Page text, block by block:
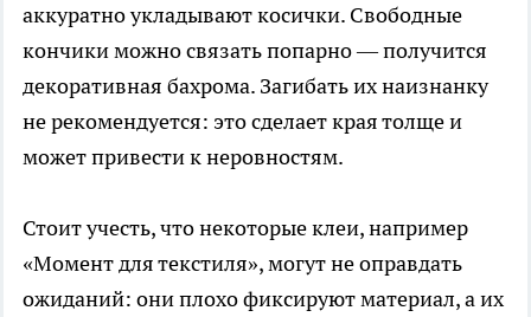
аккуратно укладывают косички. Свободные
кончики можно связать попарно — получится
декоративная бахрома. Загибать их наизнанку
не рекомендуется: это сделает края толще и
может привести к неровностям.
Стоит учесть, что некоторые клеи, например
«Момент для текстиля», могут не оправдать
ожиданий: они плохо фиксируют материал, а их